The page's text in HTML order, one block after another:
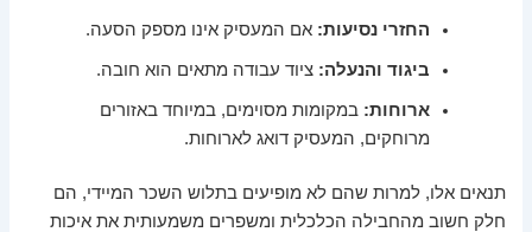
החזרי נסיעות: אם המעסיק אינו מספק הסעה.
ביגוד והנעלה: ציוד עבודה מתאים הוא חובה.
ארוחות: במקומות מסוימים, במיוחד באזורים
מרוחקים, המעסיק דואג לארוחות.
תנאים אלו, למרות שהם לא מופיעים בתלוש השכר המיידי, הם
חלק חשוב מהחבילה הכלכלית ומשפרים משמעותית את איכות